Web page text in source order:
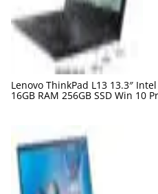
Lenovo ThinkPad L13 13.3″
16GB RAM 256GB SSD Win 10